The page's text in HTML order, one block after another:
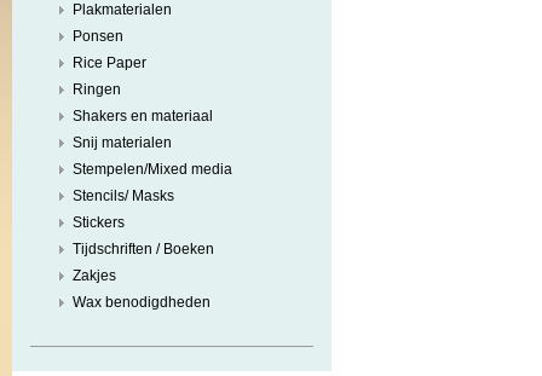
Plakmaterialen
Ponsen
Rice Paper
Ringen
Shakers en materiaal
Snij materialen
Stempelen/Mixed media
Stencils/ Masks
Stickers
Tijdschriften / Boeken
Zakjes
Wax benodigdheden